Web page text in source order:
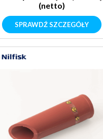
(netto)
SPRAWDŹ SZCZEGÓŁY